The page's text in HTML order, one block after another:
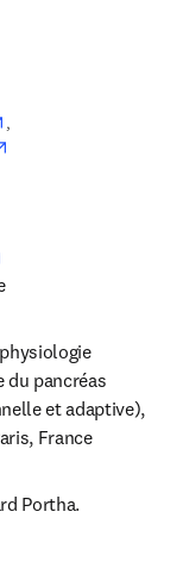
opens in new tab/
,
du pancréas
et adaptive),
France
tab/window
Portha.